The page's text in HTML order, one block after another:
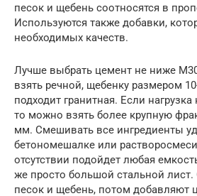
песок и щебень соотносятся в
Используются также добавки,
необходимых качеств.
Лучше выбрать цемент не ниже
взять речной, щебенку размером
подходит гранитная. Если
то можно взять более крупную
мм. Смешивать все ингредиенты
бетономешалке или
отсутствии подойдет любая
же просто большой стальной
песок и щебень, потом добавляют